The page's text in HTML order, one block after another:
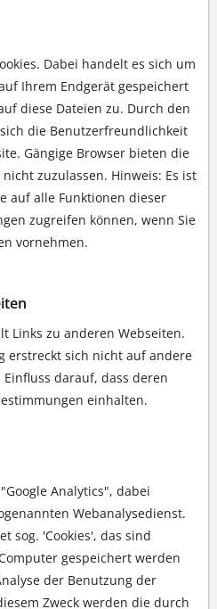
Dabei handelt es sich um
Ihrem Endgerät gespeichert
diese Dateien zu. Durch den
die Benutzerfreundlichkeit
Gängige Browser bieten die
zuzulassen. Hinweis: Es ist
auf alle Funktionen dieser
zugreifen können, wenn Sie
vornehmen.
Links zu anderen Webseiten.
erstreckt sich nicht auf andere
darauf, dass deren
einhalten.
Analytics", dabei
Webanalysedienst.
sog. 'Cookies', das sind
gespeichert werden
der Benutzung der
Zweck werden die durch